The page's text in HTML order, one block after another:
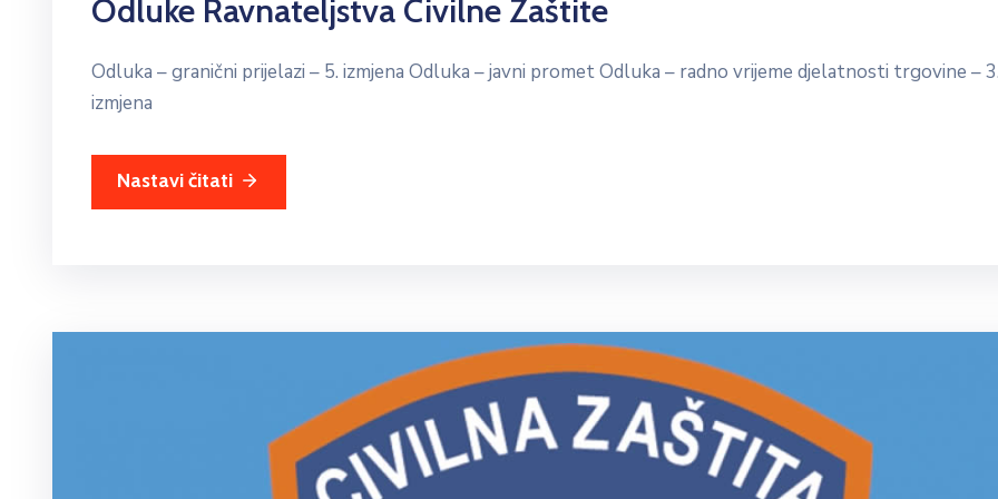
Odluke Ravnateljstva Civilne Zaštite
Odluka – granični prijelazi – 5. izmjena Odluka – javni promet Odluka – radno vrijeme djelatnosti trgovine –
izmjena
Nastavi čitati